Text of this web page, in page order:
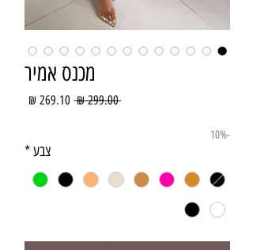
מכנס אמיר
‏299.00 ‏₪
מחיר
-10%
צבע*